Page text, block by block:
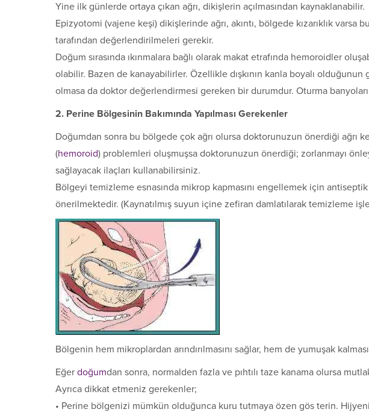
Yine ilk günlerde ortaya çıkan ağrı, dikişlerin açılmasından kay­naklanabilir.
Epizyotomi (vajene keşi) dikişlerinde ağrı, akıntı, bölgede kıza­rıklık varsa
tarafından de­ğerlendirilmeleri gerekir.
Doğum sırasında ıkınmalara bağlı olarak makat etrafında hemoroidler
olabilir. Bazen de kanayabilirler. Özellikle dışkının kanla boyalı
olmasa da doktor değerlendir­mesi gereken bir durumdur. Oturma
2. Perine Bölgesinin Bakımında Yapılması Gerekenler
Doğumdan sonra bu bölgede çok ağrı olursa doktorunuzun önerdiği ağrı
(hemoroid) problemleri oluşmuşsa doktorunuzun önerdiği; zorlanmayı
sağlayacak ilaçları kullanabi­lirsiniz.
Bölgeyi temizleme esnasında mikrop kapmasını engellemek için
önerilmektedir. (Kaynatıl­mış suyun içine zefiran damlatılarak temizleme
Bölgenin hem mikroplardan arındırılmasını sağlar, hem de yumuşak
Eğer doğumdan sonra, normalden fazla ve pıhtılı taze kanama olursa
Ayrıca dikkat etmeniz gerekenler;
• Perine bölgenizi mümkün olduğunca kuru tutmaya özen gös terin.